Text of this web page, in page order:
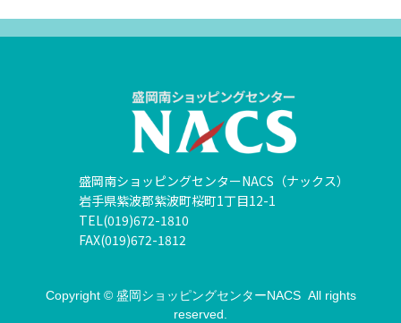
盛岡南ショッピングセンターNACS（ナックス）
岩手県紫波郡紫波町桜町1丁目12-1
TEL(019)672-1810
FAX(019)672-1812
Copyright © 盛岡ショッピングセンターNACS All rights
reserved.